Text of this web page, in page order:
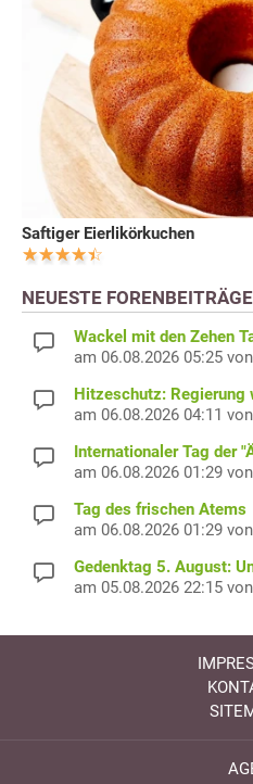
Saftiger Eierlikörkuchen
NEUESTE FORENBEITRÄGE
Wackel mit den Zehen
am 06.08.2026 05:25 von
Hitzeschutz: Regierung
am 06.08.2026 04:11 von
Internationaler Tag der
am 06.08.2026 01:29 von
Tag des frischen Atems
am 06.08.2026 01:29 von
Gedenktag 5. August:
am 05.08.2026 22:15 von